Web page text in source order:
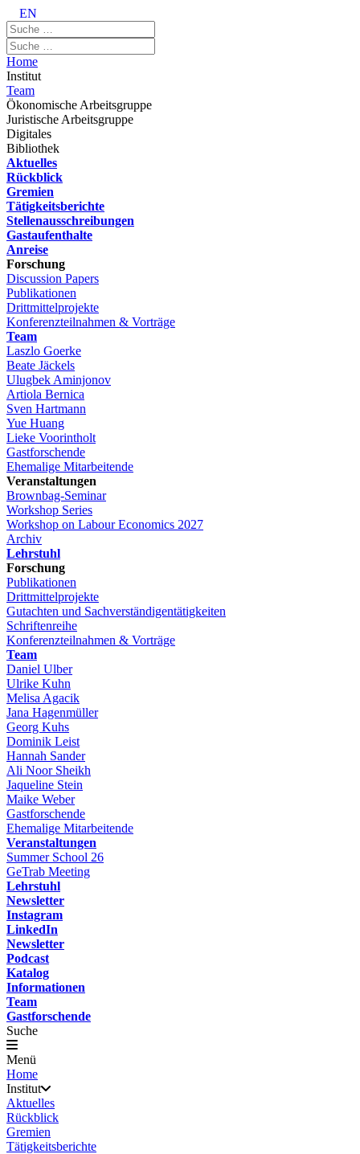
EN
Home
Institut
Team
Ökonomische Arbeitsgruppe
Juristische Arbeitsgruppe
Digitales
Bibliothek
Aktuelles
Rückblick
Gremien
Tätigkeitsberichte
Stellenausschreibungen
Gastaufenthalte
Anreise
Forschung
Discussion Papers
Publikationen
Drittmittelprojekte
Konferenzteilnahmen & Vorträge
Team
Laszlo Goerke
Beate Jäckels
Ulugbek Aminjonov
Artiola Bernica
Sven Hartmann
Yue Huang
Lieke Voorintholt
Gastforschende
Ehemalige Mitarbeitende
Veranstaltungen
Brownbag-Seminar
Workshop Series
Workshop on Labour Economics 2027
Archiv
Lehrstuhl
Forschung
Publikationen
Drittmittelprojekte
Gutachten und Sachverständigentätigkeiten
Schriftenreihe
Konferenzteilnahmen & Vorträge
Team
Daniel Ulber
Ulrike Kuhn
Melisa Agacik
Jana Hagenmüller
Georg Kuhs
Dominik Leist
Hannah Sander
Ali Noor Sheikh
Jaqueline Stein
Maike Weber
Gastforschende
Ehemalige Mitarbeitende
Veranstaltungen
Summer School 26
GeTrab Meeting
Lehrstuhl
Newsletter
Instagram
LinkedIn
Newsletter
Podcast
Katalog
Informationen
Team
Gastforschende
Suche
Menü
Home
Institut
Aktuelles
Rückblick
Gremien
Tätigkeitsberichte